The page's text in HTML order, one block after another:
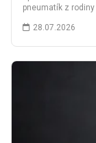
pneumatík z
28.07.2026